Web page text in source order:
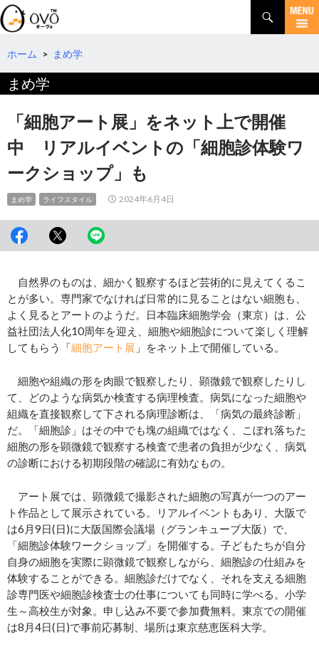
検
索
コ
テ
へ
ホーム > まめ学
まめ学
「細胞アート展」をネット上で開催
中 リアルイベントの「細胞診体験ワ
ークショップ」も
まめ学 ライフスタイル 2024年6月4日
自然界のものは、細かく観察するほど芸術的に見えてくるこ
とが多い。専門家でなければ日常的に見ることはない細胞も、
よく見るとアートのようだ。日本臨床細胞学会（東京）は、公
益社団法人化10周年を迎え、細胞や細胞診について楽しく理解
してもらう「細胞アート展 」をネット上で開催している。
細胞や組織の形を肉眼で観察したり、顕微鏡で観察したりし
て、どのような病気か検査する病理検査。病気になった細胞や
組織を直接観察して下される病理診断は、「病気の最終診断」
だ。「細胞診」はその中でも塊の組織ではなく、こぼれ落ちた
細胞の形を顕微鏡で観察する検査で患者の負担が少なく、病気
の診断における初期段階の確認に有効なもの。
アート展では、顕微鏡で撮影された細胞の写真が一つのアー
ト作品として展示されている。リアルイベントもあり、大阪で
は6月9日(日)に大阪国際会議場（グランキューブ大阪）で、
「細胞診体験ワークショップ」を開催する。子どもたちが自分
自身の細胞を実際に顕微鏡で観察しながら、細胞診の仕組みを
体験することができる。細胞診だけでなく、それを支える細胞
診専門医や細胞診検査士の仕事についても同時に学べる。小学
生～高校生が対象。申し込み不要で参加費無料。東京での開催
は8月4日(日)で事前応募制、場所は東京慈恵医科大学。